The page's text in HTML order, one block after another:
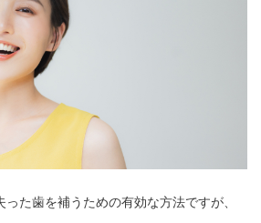
た歯を補うための有効な方法ですが、